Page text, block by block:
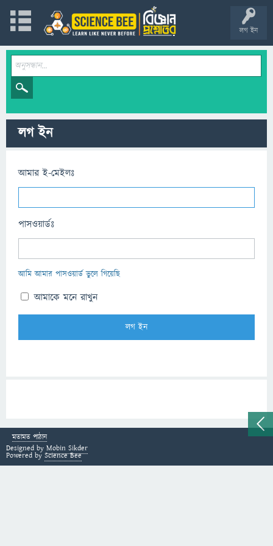
লগ ইন
লগ ইন
আমার ই-মেইলঃ
পাসওয়ার্ডঃ
আমি আমার পাসওয়ার্ড ভুলে গিয়েছি
আমাকে মনে রাখুন
মতামত পাঠান
Designed by Mobin Sikder
Powered by Science Bee